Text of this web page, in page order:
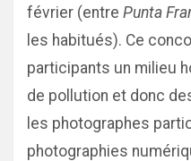
février (entre Punta
les habitués). Ce
participants un milieu
de pollution et donc
les photographes
photographies